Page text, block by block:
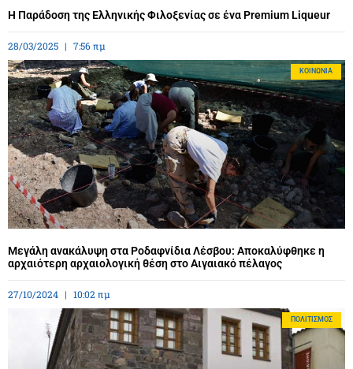
Η Παράδοση της Ελληνικής Φιλοξενίας σε ένα Premium Liqueur
28/03/2025 7:56 πμ
ΚΟΙΝΩΝΊΑ
Μεγάλη ανακάλυψη στα Ροδαφνίδια Λέσβου: Αποκαλύφθηκε η
αρχαιότερη αρχαιολογική θέση στο Αιγαιακό πέλαγος
27/10/2024 10:02 πμ
ΠΟΛΙΤΙΣΜΌΣ